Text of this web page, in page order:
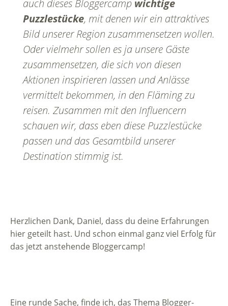
auch dieses Bloggercamp wichtige
Puzzlestücke, mit denen wir ein attraktives
Bild unserer Region zusammensetzen wollen.
Oder vielmehr sollen es ja unsere Gäste
zusammensetzen, die sich von diesen
Aktionen inspirieren lassen und Anlässe
vermittelt bekommen, in den Fläming zu
reisen. Zusammen mit den Influencern
schauen wir, dass eben diese Puzzlestücke
passen und das Gesamtbild unserer
Destination stimmig ist.
Herzlichen Dank, Daniel, dass du deine Erfahrungen
hier geteilt hast. Und schon einmal ganz viel Erfolg für
das jetzt anstehende Bloggercamp!
Eine runde Sache, finde ich, das Thema Blogger-